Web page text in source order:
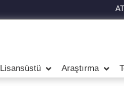
Lisansüstü Araştırma